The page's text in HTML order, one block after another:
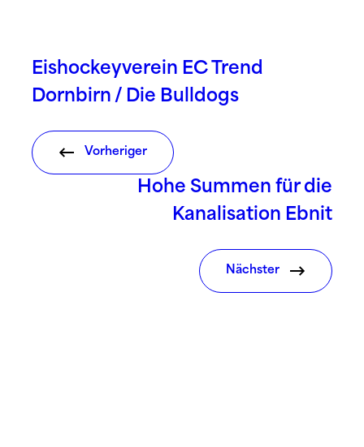
Eishockeyverein EC Trend
Dornbirn / Die Bulldogs
Vorheriger
Hohe Summen für die
Kanalisation Ebnit
Nächster